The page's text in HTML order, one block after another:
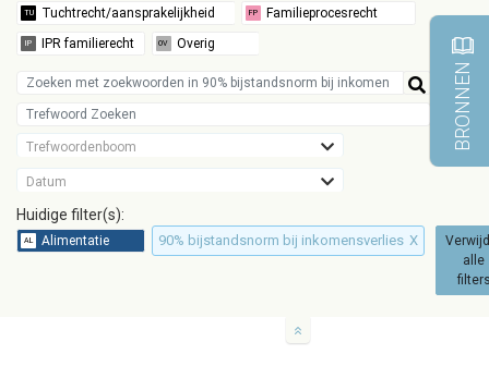
Trefwoordenboom
Datum
Huidige filter(s):
90% bijstandsnorm bij inkomensverlies X
alle
BRONNEN